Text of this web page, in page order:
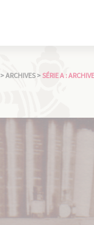
>ARCHIVES >SÉRIE A :